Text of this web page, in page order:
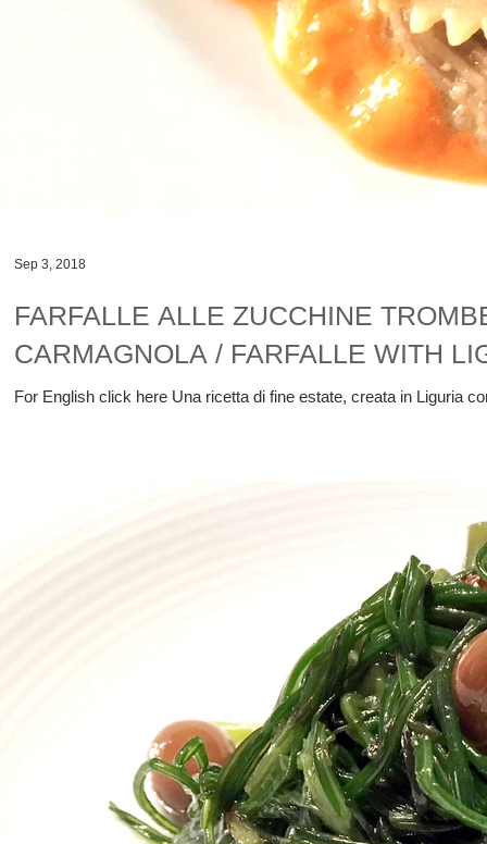
FARFALLE ALLE ZUCCHINE
CARMAGNOLA / FARFALLE WITH
For English click here Una ricetta di fine estate, creata in Liguria
Sep 3, 2018